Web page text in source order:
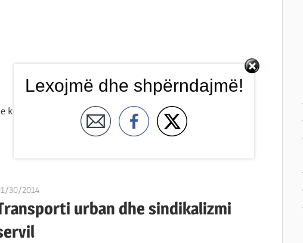
në vetvete me konceptin e publikes apo se nuk
30/2014
urban dhe sindikalizmi
Lexojmë dhe shpërndajmë!